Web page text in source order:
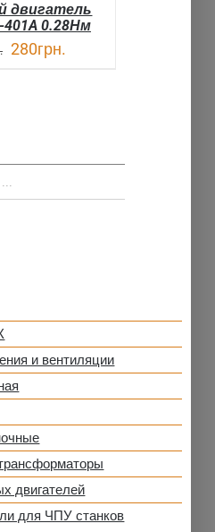
двигатель
401A 0.28Нм
280грн.
и вентиляции
двигателей
для ЧПУ станков